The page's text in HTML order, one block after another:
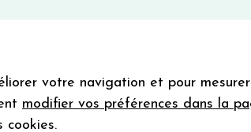
votre navigation et pour
modifier vos préférences dans la
cookies.
m’abonnant, j’accepte de recevoir la newsletter
de Bordeaux.